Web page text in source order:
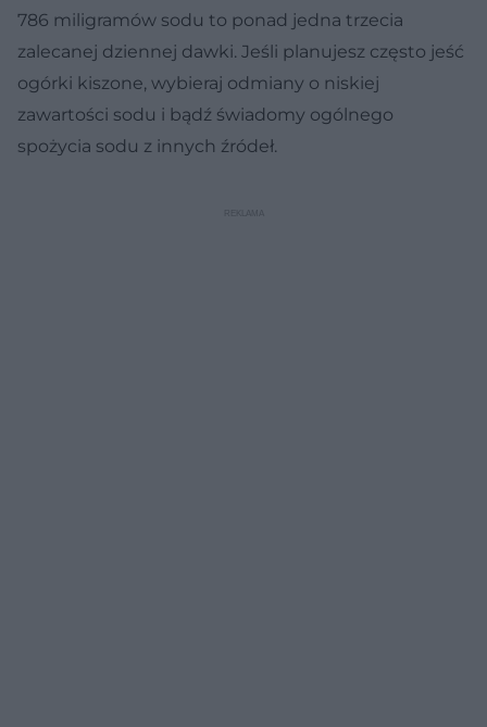
786 miligramów sodu to ponad jedna trzecia
zalecanej dziennej dawki. Jeśli planujesz często jeść
ogórki kiszone, wybieraj odmiany o niskiej
zawartości sodu i bądź świadomy ogólnego
spożycia sodu z innych źródeł.